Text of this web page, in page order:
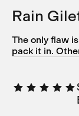
Rain
The only flaw
pack it in.